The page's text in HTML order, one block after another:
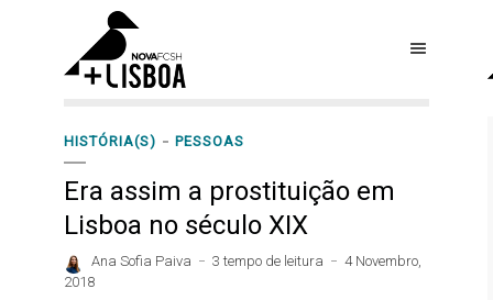
HISTÓRIA(S) PESSOAS
Era assim a prostituição em
Lisboa no século XIX
Ana Sofia Paiva 3 tempo de leitura
4 Novembro,
2018